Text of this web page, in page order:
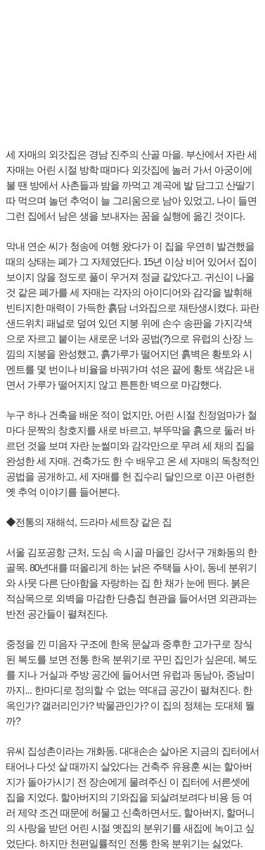
세 자매의 외갓집은 경남 진주의 산골 마을. 부산에서 자란 세
자매는 어린 시절 방학 때마다 외갓집에 놀러 가서 아궁이에
불 땐 방에서 사촌들과 밤을 까먹고 계곡에 발 담그고 산딸기
따 먹으며 놀던 추억이 늘 그리움으로 남아 있었고, 나이 들면
그런 집에서 남은 생을 보내자는 꿈을 실행에 옮긴 것이다.
막내 연순 씨가 청송에 여행 왔다가 이 집을 우연히 발견했을
때의 상태는 폐가 그 자체였단다. 15년 이상 비어 있어서 집이
보이지 않을 정도로 풀이 우거져 정글 같았다고. 귀신이 나올
것 같은 폐가를 세 자매는 각자의 아이디어와 감각을 발휘해
빈티지한 매력이 가득한 흙담 너와집으로 재탄생시켰다. 파란
샌드위치 패널로 덮여 있던 지붕 위에 손수 송판을 가지각색
으로 자르고 붙이는 새로운 너와 공법(?)으로 유럽의 산장 느
낌의 지붕을 완성했고, 흙가루가 떨어지던 흙벽은 황토와 시
멘트를 몇 번이나 비율을 바꿔가며 섞은 끝에 황토 색감은 내
면서 가루가 떨어지지 않고 튼튼한 벽으로 마감했다.
누구 하나 건축을 배운 적이 없지만, 어린 시절 친정엄마가 철
마다 문짝의 창호지를 새로 바르고, 부뚜막을 흙으로 둘러 바
르던 것을 보며 자란 눈썰미와 감각만으로 무려 세 채의 집을
완성한 세 자매. 건축가도 한 수 배우고 온 세 자매의 독창적인
공법을 공개하고, 세 자매를 헌 집수리 달인으로 이끈 아련한
옛 추억 이야기를 들어본다.
◆전통의 재해석, 드라마 세트장 같은 집
서울 김포공항 근처, 도심 속 시골 마을인 강서구 개화동의 한
골목. 80년대를 떠올리게 하는 낡은 주택들 사이, 동네 분위기
와 사뭇 다른 단아함을 자랑하는 집 한 채가 눈에 띈다. 붉은
적삼목으로 외벽을 마감한 단층집 현관을 들어서면 외관과는
반전 공간들이 펼쳐진다.
중정을 낀 미음자 구조에 한옥 문살과 중후한 고가구로 장식
된 복도를 보면 전통 한옥 분위기로 꾸민 집인가 싶은데, 복도
를 지나 거실과 주방 공간에 들어서면 유럽과 동남아, 중남미
까지... 한마디로 정의할 수 없는 역대급 공간이 펼쳐진다. 한
옥인가? 갤러리인가? 박물관인가? 이 집의 정체는 도대체 뭘
까?
유씨 집성촌이라는 개화동. 대대손손 살아온 지금의 집터에서
태어나 다섯 살 때까지 살았다는 건축주 유용훈 씨는 할아버
지가 돌아가시기 전 장손에게 물려주신 이 집터에 서른셋에
집을 지었다. 할아버지의 기와집을 되살려보려다 비용 등 여
러 제약 조건 때문에 허물고 신축하면서도, 할아버지, 할머니
의 사랑을 받던 어린 시절 옛집의 분위기를 새집에 녹이고 싶
었단다. 하지만 천편일률적인 전통 한옥 분위기는 싫었다.